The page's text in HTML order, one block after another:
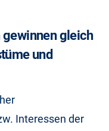
gewinnen gleich
und
Interessen der